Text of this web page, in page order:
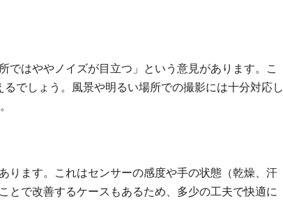
ではややノイズが目立つ」という意見があります。こ
でしょう。風景や明るい場所での撮影には十分対応し
ります。これはセンサーの感度や手の状態（乾燥、汗
とで改善するケースもあるため、多少の工夫で快適に